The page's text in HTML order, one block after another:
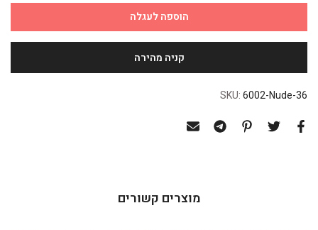
הוספה לעגלה
SKU:6002-Nude-36
מוצרים קשורים